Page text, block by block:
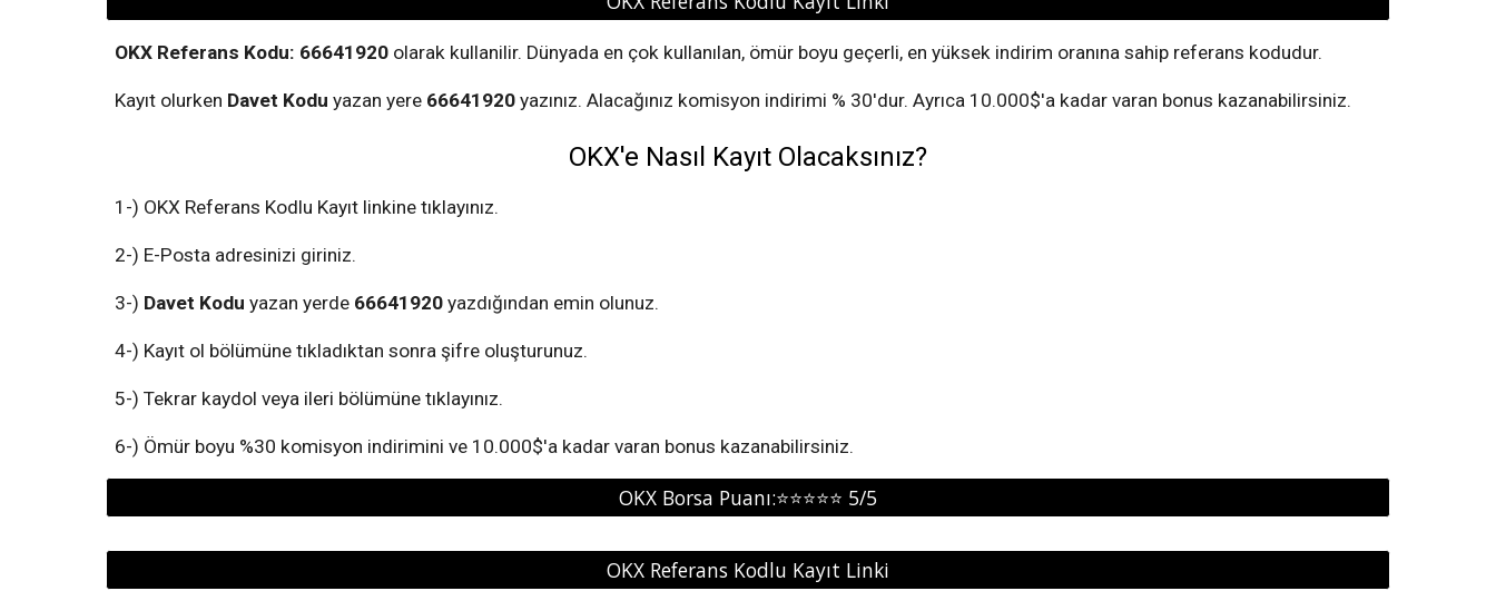
OKX Referans Kodu: 66641920olarak kullanilir. Dünyada en çok kullanılan, ömür boyu geçerli, en yüksek indirim oranına sahip referans kodudur.
Kayıt olurken Davet Kodu yazan yere 66641920yazınız. Alacağınız komisyon indirimi % 30'dur. Ayrıca 10.000$'a kadar varan bonus kazanabilirsiniz.
OKX'e Nasıl Kayıt Olacaksınız?
1-) OKXReferans Kodlu Kayıt linkine tıklayınız.
2-) E-Posta adresinizi giriniz.
3-) Davet Kodu yazan yerde 66641920yazdığından emin olunuz.
4-) Kayıt ol bölümüne tıkladıktan sonra şifre oluşturunuz.
5-) Tekrar kaydol veya ileri bölümüne tıklayınız.
6-) Ömür boyu %30 komisyon indirimini ve 10.000$'a kadar varan bonus kazanabilirsiniz.
OKX Borsa Puanı:⭐⭐⭐⭐⭐ 5/5
OKX Referans Kodlu Kayıt Linki